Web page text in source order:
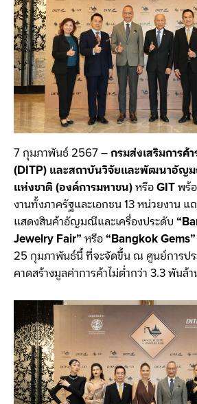
7 กุมภาพันธ์ 2567 –กรมส่งเสริมการค้
(DITP) และสถาบันวิจัยและพัฒนาอัญ
แห่งชาติ (องค์การมหาชน)หรือGITพร้
งานทั้งภาครัฐและเอกชน 13 หน่วยงาน แ
แสดงสินค้าอัญมณีและเครื่องประดับ
Jewelry Fair”หรือ“Bangkok Gems”
25 กุมภาพันธ์นี้ ที่จะจัดขึ้น ณ ศูนย์การป
คาดสร้างมูลค่าการค้าไม่ต่ำกว่า 3.3 พันล้